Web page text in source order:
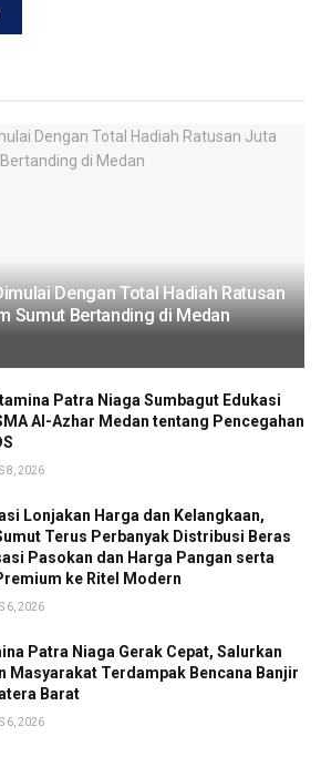
Dengan Total Hadiah Ratusan
Sumut Bertanding di Medan
Patra Niaga Sumbagut Edukasi
Al-Azhar Medan tentang Pencegahan
8, 2026
Lonjakan Harga dan Kelangkaan,
Terus Perbanyak Distribusi Beras
Pasokan dan Harga Pangan serta
ke Ritel Modern
6, 2026
Patra Niaga Gerak Cepat, Salurkan
Masyarakat Terdampak Bencana Banjir
Barat
6, 2026